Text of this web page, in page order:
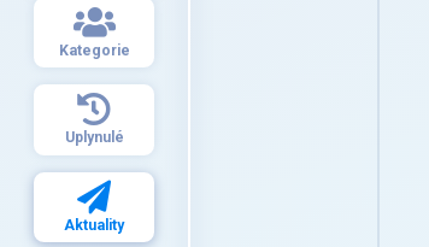
Kategorie
Uplynulé
Aktuality